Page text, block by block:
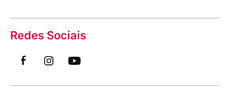
Redes Sociais